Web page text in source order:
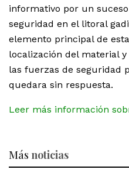
informativo por un
seguridad en el litoral
elemento principal de
localización del material
las fuerzas de seguridad
quedara sin respuesta.
Leer más información
Más noticias